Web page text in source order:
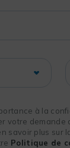
à la
votre
savoir plus
Politique de